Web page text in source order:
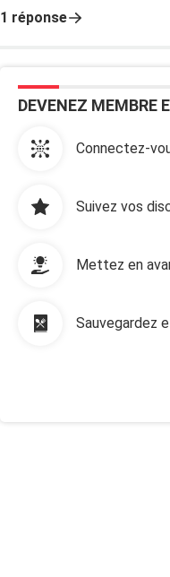
1 réponse
DEVENEZ MEMBRE
Connectez-
Suivez vos
Mettez en
Sauvegardez